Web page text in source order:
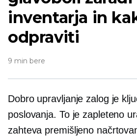
inventarja in
odpraviti
9 min bere
Dobro upravljanje zalog je
poslovanja. To je zapleteno
zahteva premišljeno